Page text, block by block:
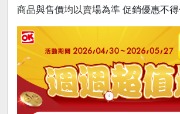
商品與售價均以賣場為準 促銷優惠不得